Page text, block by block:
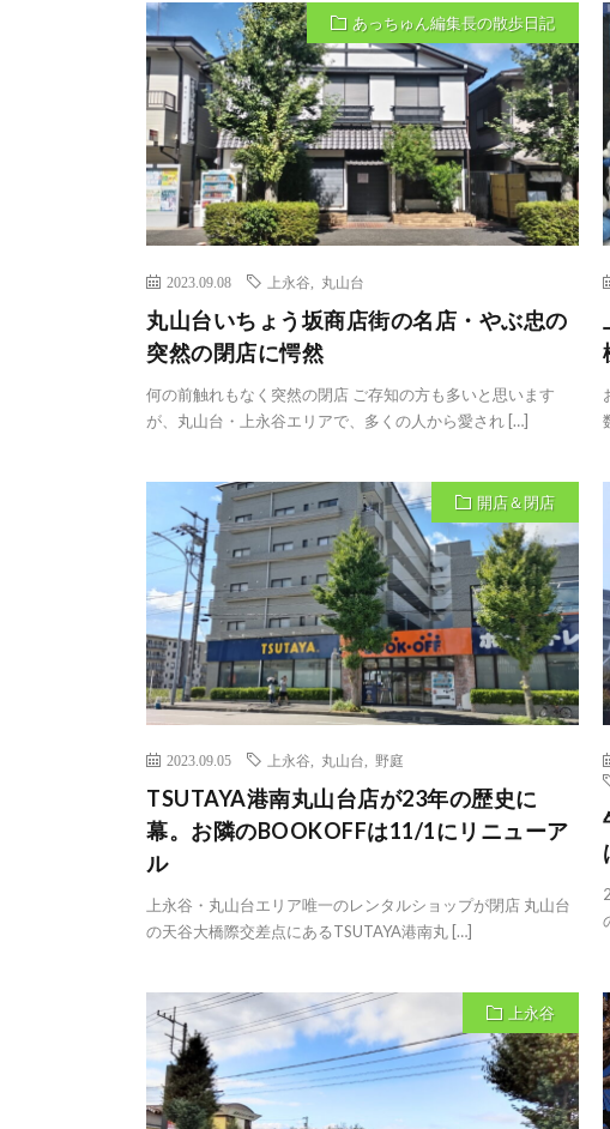
あっちゅん編集長の散歩日記
2023.09.08 上永谷 丸山台
丸山台いちょう坂商店街の名店・やぶ忠の
突然の閉店に愕然
何の前触れもなく突然の閉店 ご存知の方も多いと思います
が、丸山台・上永谷エリアで、多くの人から愛され […]
開店＆閉店
2023.09.05 上永谷 丸山台 野庭
TSUTAYA港南丸山台店が23年の歴史に
幕。お隣のBOOKOFFは11/1にリニューア
ル
上永谷・丸山台エリア唯一のレンタルショップが閉店 丸山台
の天谷大橋際交差点にあるTSUTAYA港南丸 […]
上永谷